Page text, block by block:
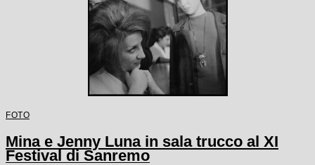
FOTO
Mina e Jenny Luna in sala trucco al XI
Festival di Sanremo